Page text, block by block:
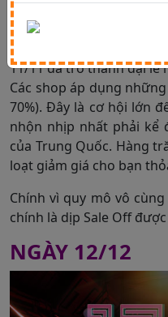
Xuất phát từ năm 2009
Quốc thực hiện chiến
do tập đoàn Alibaba
11/11 đã trở thành đại lễ
Các shop áp dụng
70%). Đây là cơ hội lớn
nhộn nhịp nhất phải kể
của Trung Quốc. Hàng
loạt giảm giá cho bạn
Chính vì quy mô vô
chính là dịp Sale Off
NGÀY 12/12